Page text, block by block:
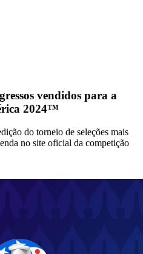
vendidos para a
2024™
do torneio de seleções mais
no site oficial da competição